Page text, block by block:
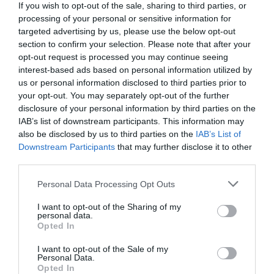
If you wish to opt-out of the sale, sharing to third parties, or
processing of your personal or sensitive information for
targeted advertising by us, please use the below opt-out
section to confirm your selection. Please note that after your
opt-out request is processed you may continue seeing
interest-based ads based on personal information utilized by
us or personal information disclosed to third parties prior to
your opt-out. You may separately opt-out of the further
disclosure of your personal information by third parties on the
IAB’s list of downstream participants. This information may
also be disclosed by us to third parties on the IAB’s List of
Downstream Participants that may further disclose it to other
Please note that this website/app uses one or more Google
not limited to your visit or usage behaviour. You may click to
grant or deny consent to Google and its third-party tags to
use your data for below specified purposes in below Google
consent section.
Personal Data Processing Opt Outs
I want to opt-out of the Sharing of my
personal data.
Opted In
I want to opt-out of the Sale of my
Personal Data.
Opted In
bancnotă. Acesta îi menține valabilitatea, iar
mecanismul face ca păstrarea banilor fără folosire să
nu fie avantajoasă.